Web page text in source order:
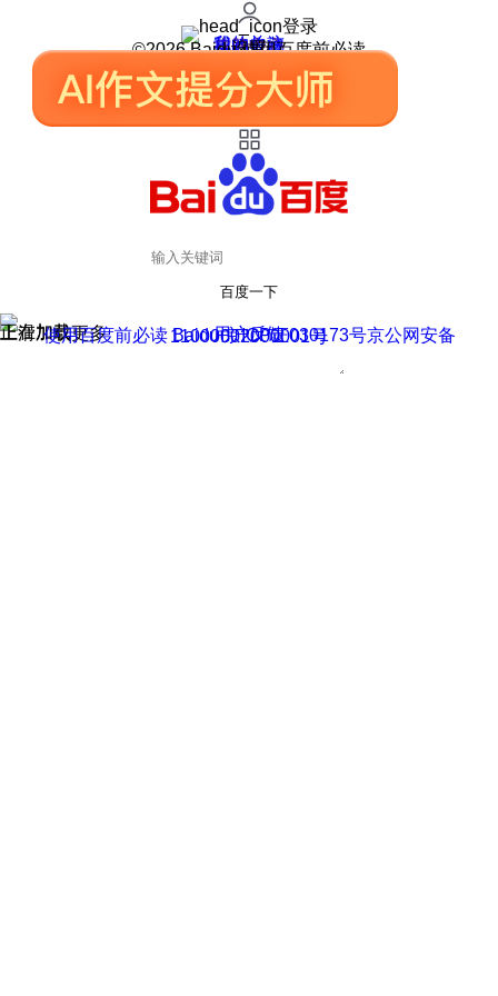
登录
我的关注
我的收藏
皮肤中心
用户反馈
设置
©2026 Baidu 使用百度前必读
百度一下
正在加载
上滑加载更多 用户反馈
使用百度前必读 Baidu 京ICP证030173号
京公网安备11000002000001号